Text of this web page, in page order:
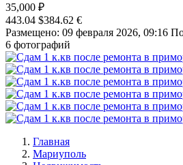
35,000 ₽
443.04 $384.62 €
Размещено: 09 февраля 2026, 09:16
6 фотографий
Главная
Мариуполь